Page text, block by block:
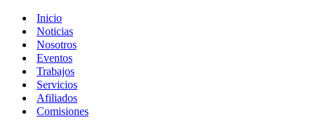
Inicio
Noticias
Nosotros
Eventos
Trabajos
Servicios
Afiliados
Comisiones